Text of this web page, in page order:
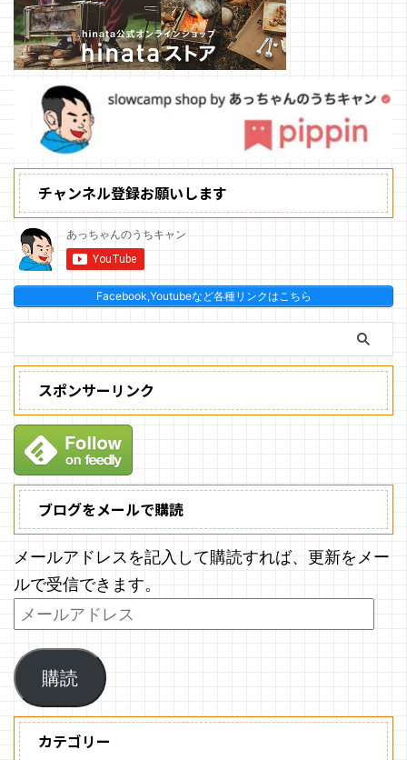
チャンネル登録お願いします
Facebook,Youtubeなど各種リンクはこちら
スポンサーリンク
ブログをメールで購読
メールアドレスを記入して購読すれば、更新をメー
ルで受信できます。
購読
カテゴリー